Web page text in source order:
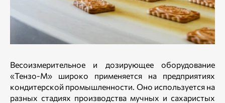
Весоизмерительное и дозирующее оборудование
«Тензо-М» широко применяется на предприятиях
кондитерской промышленности. Оно используется на
разных стадиях производства мучных и сахаристых